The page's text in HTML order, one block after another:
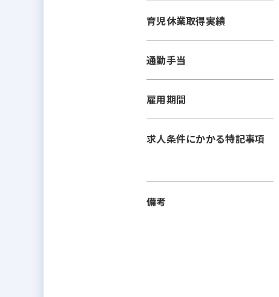
育児休業取得実績
通勤手当
雇用期間
求人条件にかかる特記事項
備考